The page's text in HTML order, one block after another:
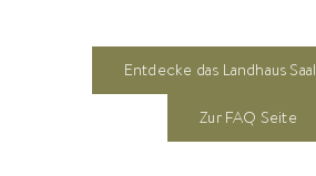
Entdecke das Landhaus
Zur FAQ Seite